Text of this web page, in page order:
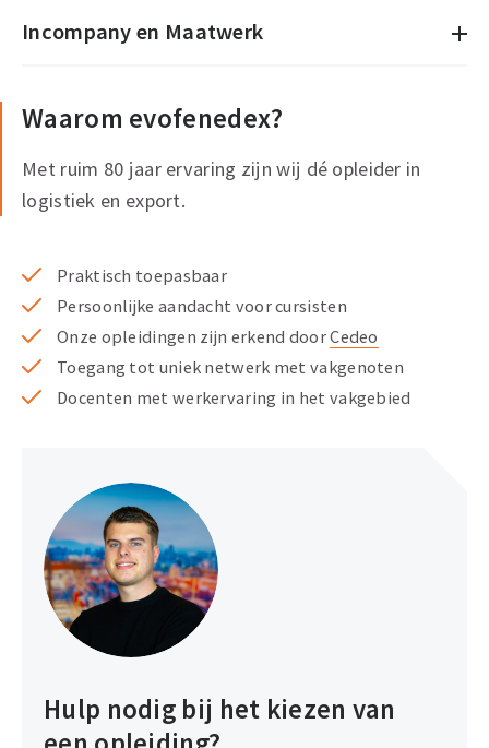
2020 regels voor alle betrokken partijen
Karakteristieken en verwijzing naar de juiste
De ICC Incoterms® 2020 en de internationale
betalingscondities
Verschil in verzekeringsdekking CIF en CIP
Keuze van de juiste ICC Incoterms® 2020 in de
praktijk
Incompany en Maatwerk
Op maat gemaakt voor jouw organisatie en
deelnemers
Geen reistijd of reiskosten voor de deelnemers
Scherpe prijs per deelnemer
Geschikt voor grotere groepen
Bekijk de mogelijkheden
Waarom evofenedex?
Met ruim 80 jaar ervaring zijn wij dé opleider in
logistiek en export.
Praktisch toepasbaar
Persoonlijke aandacht voor cursisten
Onze opleidingen zijn erkend doorCedeo
Toegang tot uniek netwerk met vakgenoten
Docenten met werkervaring in het vakgebied
Hulp nodig bij het kiezen van